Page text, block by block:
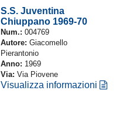
S.S. Juventina
Chiuppano 1969-70
Num.: 004769
Autore: Giacomello
Pierantonio
Anno: 1969
Via: Via Piovene
Visualizza informazioni